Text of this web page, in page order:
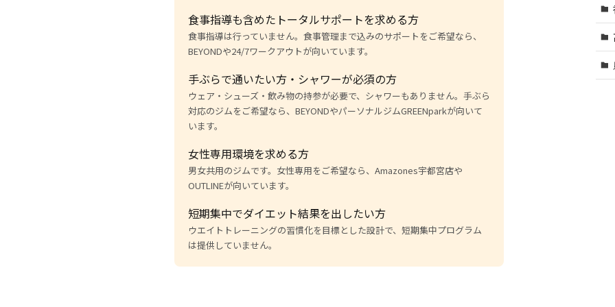
食事指導も含めたトータルサポートを求める方
食事指導は行っていません。食事管理まで込みのサポートをご希望なら、
BEYONDや24/7ワークアウトが向いています。
手ぶらで通いたい方・シャワーが必須の方
ウェア・シューズ・飲み物の持参が必要で、シャワーもありません。手ぶら
対応のジムをご希望なら、BEYONDやパーソナルジムGREENparkが向いて
います。
女性専用環境を求める方
男女共用のジムです。女性専用をご希望なら、Amazones宇都宮店や
OUTLINEが向いています。
短期集中でダイエット結果を出したい方
ウエイトトレーニングの習慣化を目標とした設計で、短期集中プログラム
は提供していません。